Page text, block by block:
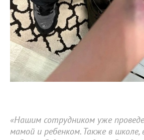
«Нашим сотрудником уже
мамой и ребенком. Также в